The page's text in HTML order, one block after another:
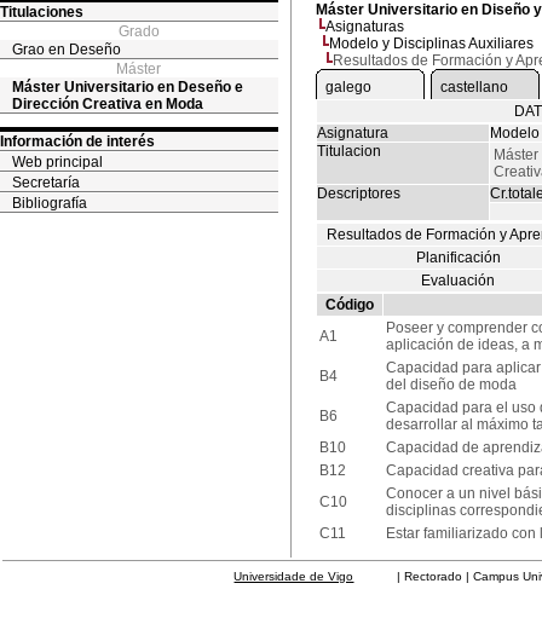
Titulaciones
Grado
Grao en Deseño
Máster
Máster Universitario en Deseño e
Dirección Creativa en Moda
Información de interés
Web principal
Secretaría
Bibliografía
Máster Universitario en Diseño
Asignaturas
Modelo y Disciplinas Auxiliares
Resultados de Formación y
galego
castellano
Asignatura
Titulacion
Descriptores
Resultados de Formación y
Planificación
Evaluación
Código
A1
Poseer y comprender
aplicación de ideas, a
B4
Capacidad para
del diseño de moda
B6
Capacidad para el uso
desarrollar al máximo
B10
Capacidad de
B12
Capacidad creativa
C10
Conocer a un nivel
disciplinas
C11
Estar familiarizado
Universidade de Vigo | Rectorado | Campus